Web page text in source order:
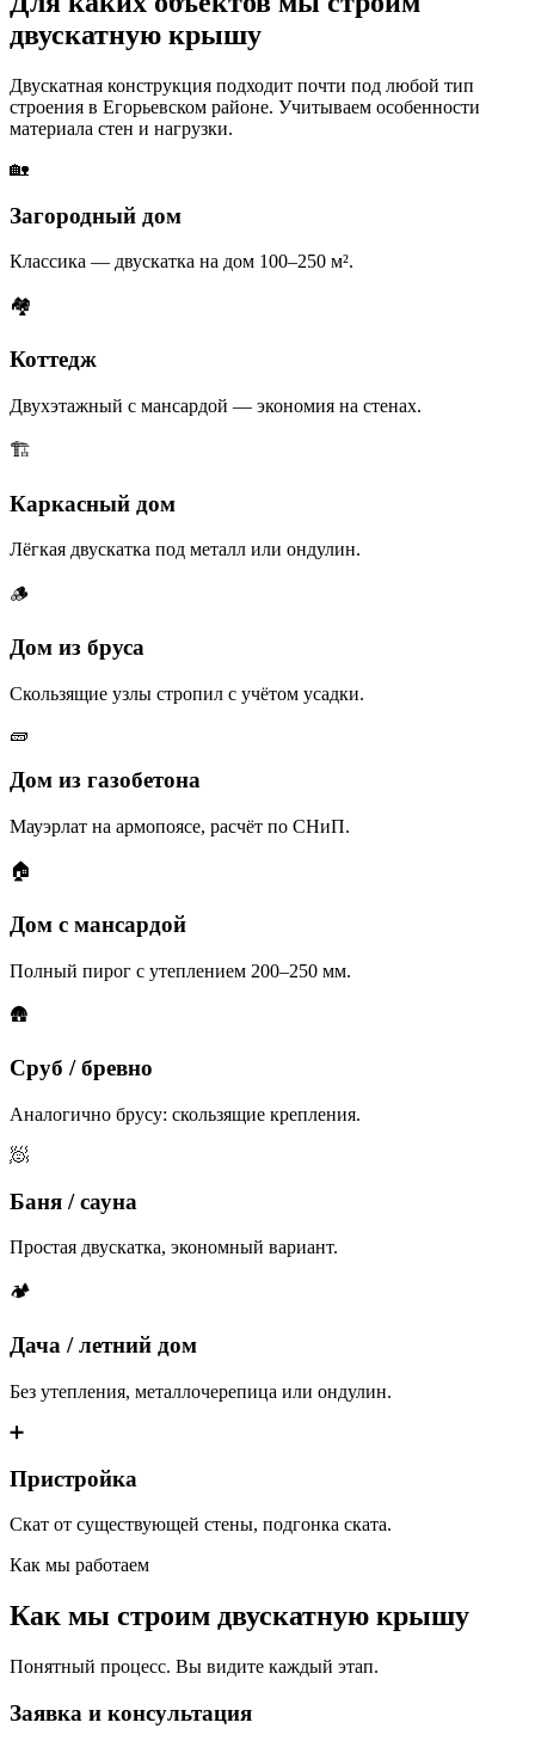
двускатную крышу
Двускатная конструкция подходит почти под любой тип
строения в Егорьевском районе. Учитываем особенности
материала стен и нагрузки.
🏡
Загородный дом
Классика — двускатка на дом 100–250 м².
🏘
Коттедж
Двухэтажный с мансардой — экономия на стенах.
🏗
Каркасный дом
Лёгкая двускатка под металл или ондулин.
🪵
Дом из бруса
Скользящие узлы стропил с учётом усадки.
🧱
Дом из газобетона
Мауэрлат на армопоясе, расчёт по СНиП.
🏠
Дом с мансардой
Полный пирог с утеплением 200–250 мм.
🛖
Сруб / бревно
Аналогично брусу: скользящие крепления.
🧖
Баня / сауна
Простая двускатка, экономный вариант.
🏕
Дача / летний дом
Без утепления, металлочерепица или ондулин.
➕
Пристройка
Скат от существующей стены, подгонка ската.
Как мы работаем
Как мы строим двускатную крышу
Понятный процесс. Вы видите каждый этап.
Заявка и консультация